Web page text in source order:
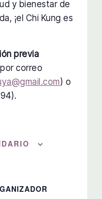
y bienestar de
¡el Chi Kung es
previa
correo
) o